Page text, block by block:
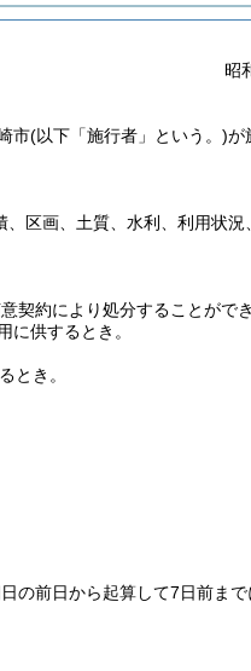
昭
市(以下「施行者」という。)が
区画、土質、水利、利用状況
契約により処分することができ
供するとき。
とき。
の前日から起算して7日前ま